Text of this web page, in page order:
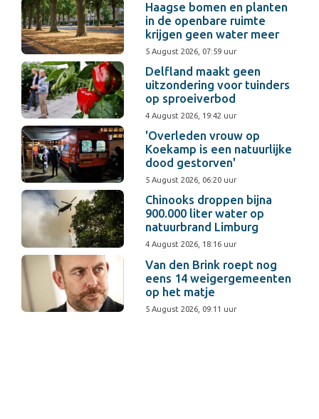
Haagse bomen en planten
in de openbare ruimte
krijgen geen water meer
5 August 2026, 07:59 uur
Delfland maakt geen
uitzondering voor tuinders
op sproeiverbod
4 August 2026, 19:42 uur
'Overleden vrouw op
Koekamp is een natuurlijke
dood gestorven'
5 August 2026, 06:20 uur
Chinooks droppen bijna
900.000 liter water op
natuurbrand Limburg
4 August 2026, 18:16 uur
Van den Brink roept nog
eens 14 weigergemeenten
op het matje
5 August 2026, 09:11 uur